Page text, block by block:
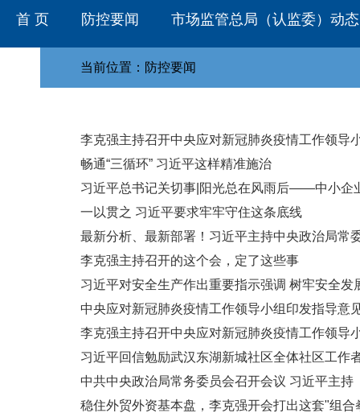
首 页 防控要闻 市场监管总局（认监委）动态
当前位置：防控要闻
李克强主持召开中央应对新冠肺炎疫情工作领导
畅通“三循环” 习近平这样精准施治
习近平总书记关切事|阳光总在风雨后——中小企
一以贯之 习近平要求牢牢守住这条底线
最新分析、最新部署！习近平主持中央政治局常
李克强主持召开的这个会，定了这些事
习近平对安全生产作出重要指示强调 树牢安全
中央应对新冠肺炎疫情工作领导小组印发指导意
李克强主持召开中央应对新冠肺炎疫情工作领导
习近平回信勉励武汉东湖新城社区全体社区工作
中共中央政治局常务委员会召开会议 习近平主持
稳住外贸外资基本盘，李克强开会打出这套"组合